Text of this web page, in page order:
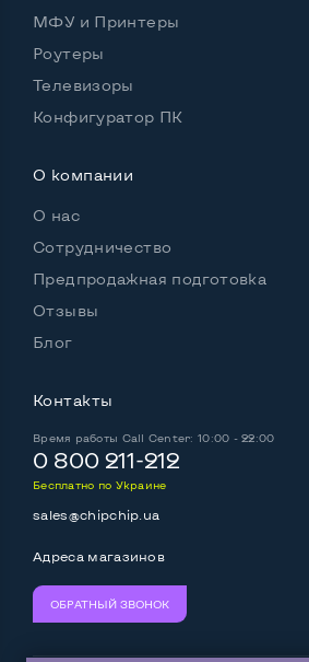
МФУ и Принтеры
Роутеры
Телевизоры
Конфигуратор ПК
О компании
О нас
Сотрудничество
Предпродажная подготовка
Отзывы
Блог
Контакты
Время работы Call Center: 10:00 - 22:00
0 800 211-212
Бесплатно по Украине
sales@chipchip.ua
Адреса магазинов
ОБРАТНЫЙ ЗВОНОК